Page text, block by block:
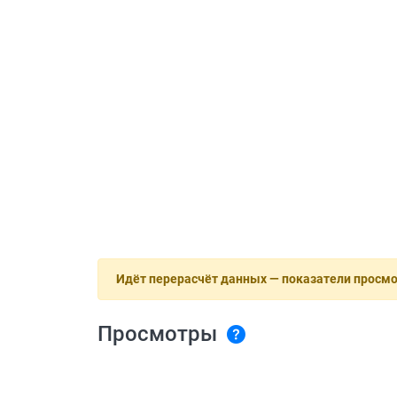
Идёт перерасчёт данных — показатели
Просмотры